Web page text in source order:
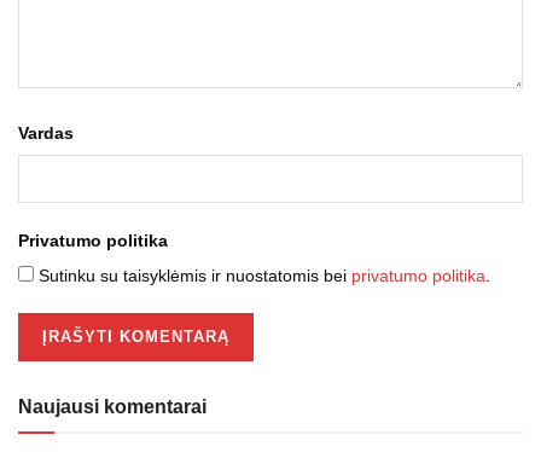
Vardas
Privatumo politika
Sutinku su taisyklėmis ir nuostatomis bei privatumo politika.
Naujausi komentarai